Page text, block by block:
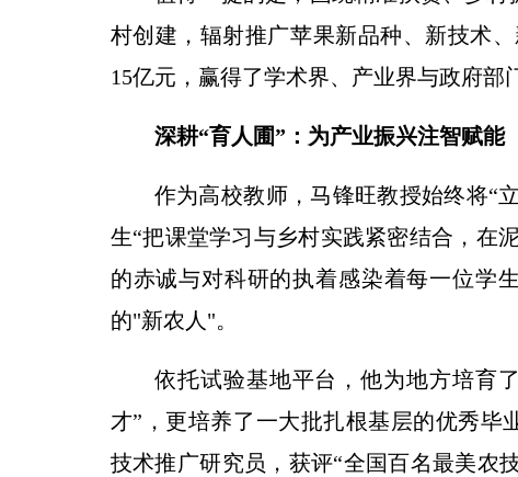
村创建，辐射推广苹果新品种、新技术
15亿元，赢得了学术界、产业界与政府部
深耕“育人圃”：为产业振兴注智赋能
作为高校教师，马锋旺教授始终将“
生“把课堂学习与乡村实践紧密结合，在
的赤诚与对科研的执着感染着每一位学
的"新农人"。
依托试验基地平台，他为地方培育
才”，更培养了一大批扎根基层的优秀毕
技术推广研究员，获评“全国百名最美农